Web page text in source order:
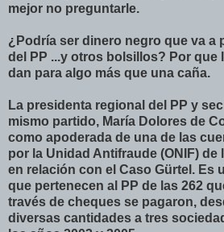
mejor no preguntarle.
¿Podría ser dinero negro que va a
del PP ...y otros bolsillos? Por que
dan para algo más que una caña.
La presidenta regional del PP y
mismo partido, María Dolores de
como apoderada de una de las
por la Unidad Antifraude (ONIF) de
en relación con el Caso Gürtel. Es
que pertenecen al PP de las 262
través de cheques se pagaron,
diversas cantidades a tres